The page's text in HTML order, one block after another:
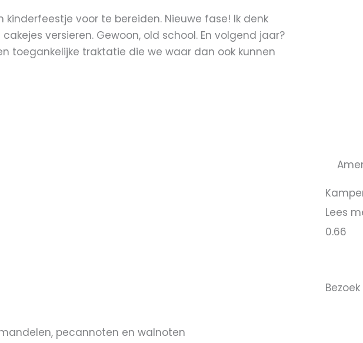
kinderfeestje voor te bereiden. Nieuwe fase! Ik denk
versieren. Gewoon, old school. En volgend jaar?
toegankelijke traktatie die we waar dan ook kunnen
pecannoten en walnoten
Lees